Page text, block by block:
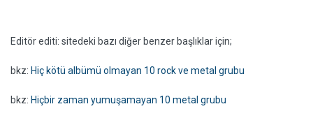
Editör editi: sitedeki bazı diğer benzer başlıklar için;
bkz: Hiç kötü albümü olmayan 10 rock ve metal grubu
bkz: Hiçbir zaman yumuşamayan 10 metal grubu